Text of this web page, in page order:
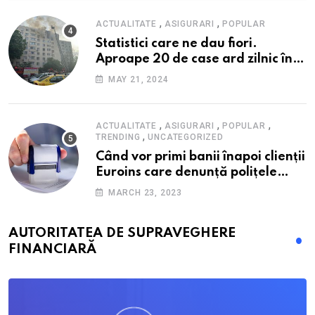
ACTUALITATE , ASIGURARI ,POPULAR
Statistici care ne dau fiori.
Aproape 20 de case ard zilnic în
România, iar pagubele au
nici 40 de lei pe lună
MAY 21, 2024
ACTUALITATE , ASIGURARI ,POPULAR ,
TRENDING ,UNCATEGORIZED
Când vor primi banii înapoi clienții
Euroins care denunță polițele
RCA? Toți pașii și toate termenele
MARCH 23, 2023
AUTORITATEA DE SUPRAVEGHERE
FINANCIARĂ